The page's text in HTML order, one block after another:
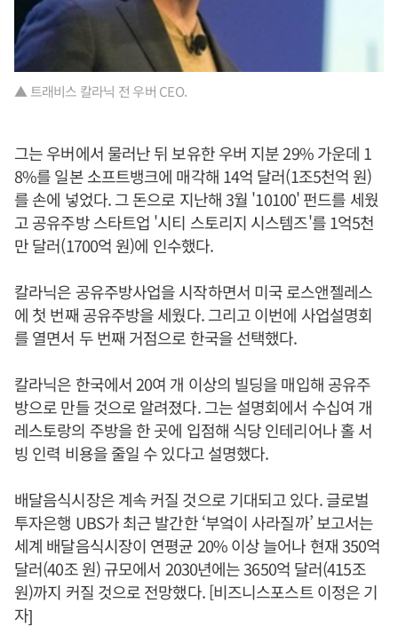
▲ 트래비스 칼라닉 전 우버 CEO.
그는 우버에서 물러난 뒤 보유한 우버 지분 29% 가운데 1
8%를 일본 소프트뱅크에 매각해 14억 달러(1조5천억 원)
를 손에 넣었다. 그 돈으로 지난해 3월 '10100' 펀드를 세웠
고 공유주방 스타트업 '시티 스토리지 시스템즈'를 1억5천
만 달러(1700억 원)에 인수했다.
칼라닉은 공유주방사업을 시작하면서 미국 로스앤젤레스
에 첫 번째 공유주방을 세웠다. 그리고 이번에 사업설명회
를 열면서 두 번째 거점으로 한국을 선택했다.
칼라닉은 한국에서 20여 개 이상의 빌딩을 매입해 공유주
방으로 만들 것으로 알려졌다. 그는 설명회에서 수십여 개
레스토랑의 주방을 한 곳에 입점해 식당 인테리어나 홀 서
빙 인력 비용을 줄일 수 있다고 설명했다.
배달음식시장은 계속 커질 것으로 기대되고 있다. 글로벌
투자은행 UBS가 최근 발간한 ‘부엌이 사라질까’ 보고서는
세계 배달음식시장이 연평균 20% 이상 늘어나 현재 350억
달러(40조 원) 규모에서 2030년에는 3650억 달러(415조
원)까지 커질 것으로 전망했다. [비즈니스포스트 이정은 기
자]